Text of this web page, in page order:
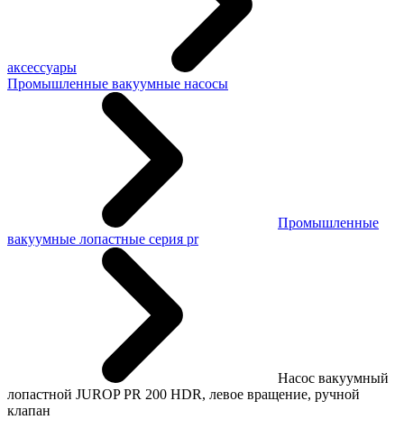
аксессуары
Промышленные вакуумные насосы
Промышленные
вакуумные лопастные серия pr
Насос вакуумный
лопастной JUROP PR 200 HDR, левое вращение, ручной
клапан